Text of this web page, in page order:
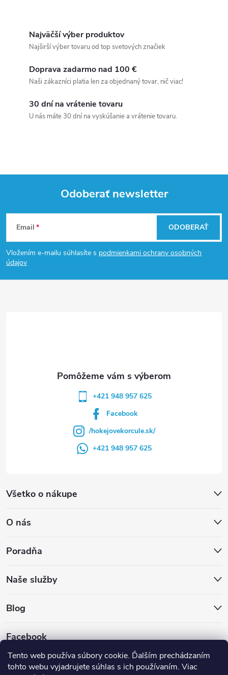
Tento web používa súbory cookie. Ďalším prechádzaním
tohto webu vyjadrujete súhlas s ich používaním. Viac
Najväčší výber produktov
Najširší výber tovaru od top svetových značiek
Doprava zadarmo nad 100 €
Naši zákazníci platia len za objednaný tovar, nič viac!
30 dní na vrátenie tovaru
U nás máte 30 dní na vyskúšanie a vrátenie tovaru.
Z
á
p
Odoberať newsletter
Email
Vložením e-mailu súhlasíte s podmienkami ochrany osobných
údajov
ODOBERAŤ
Všetko o nákupe
O nás
Poradňa
Naše služby
Blog
Facebook
+421 948 957 625
Facebook
/hokejovekorcule.sk/
+421 948 957 625